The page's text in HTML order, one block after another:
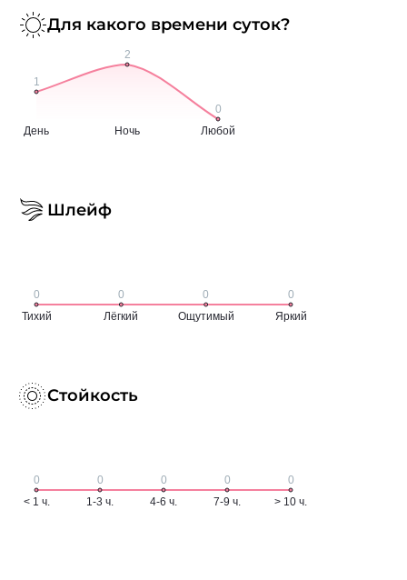
Для какого времени суток?
Шлейф
Стойкость